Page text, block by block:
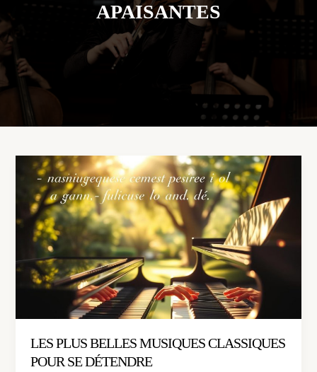
APAISANTES
LES PLUS BELLES MUSIQUES CLASSIQUES
POUR SE DÉTENDRE
Les
plus
belles
musiques
classiques
pour
détendre